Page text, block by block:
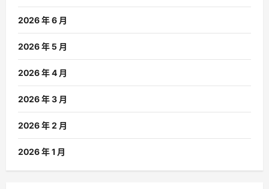
2026 年 6 月
2026 年 5 月
2026 年 4 月
2026 年 3 月
2026 年 2 月
2026 年 1 月